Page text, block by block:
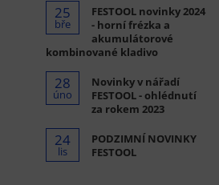
25
bře
FESTOOL novinky 2024
- horní frézka a
akumulátorové
kombinované kladivo
28
úno
Novinky v nářadí
FESTOOL - ohlédnutí
za rokem 2023
24
lis
PODZIMNÍ NOVINKY
FESTOOL